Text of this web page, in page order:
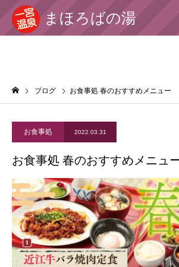
まほろばの湯
ブログ お食事処 春のおすすめメニュー
お食事処 2022.03.31
お食事処 春のおすすめメニュ